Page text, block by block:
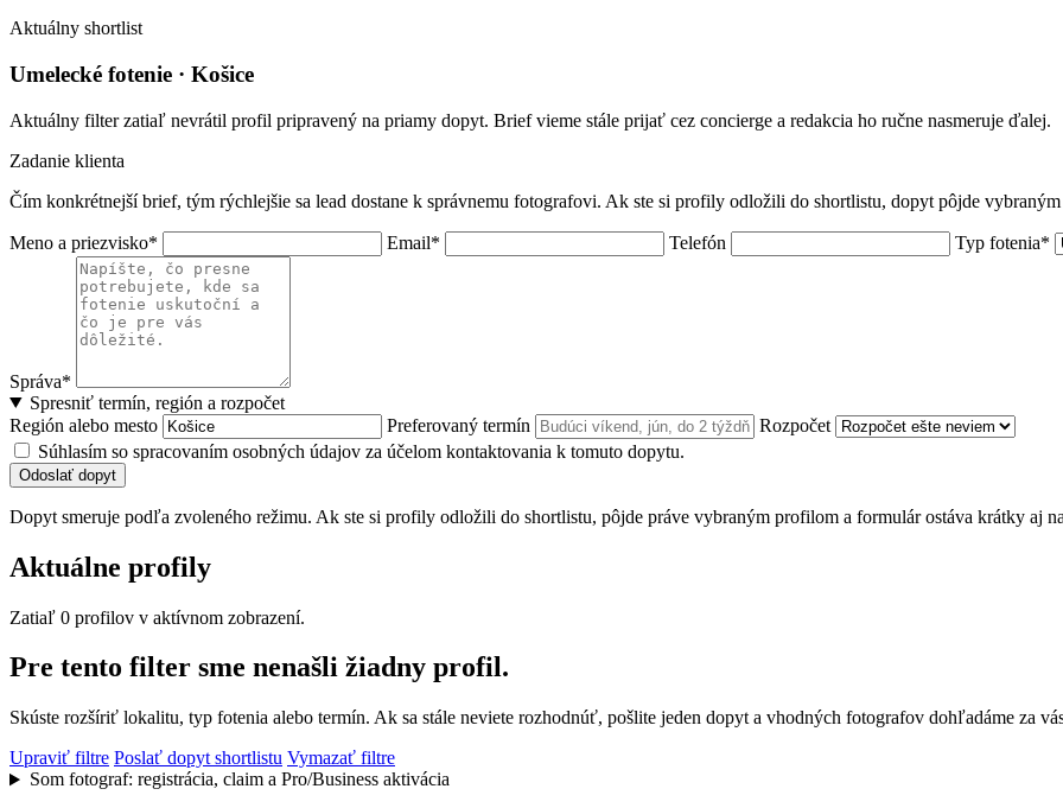
Aktuálny shortlist
Umelecké fotenie · Košice
Aktuálny filter zatiaľ nevrátil profil pripravený na priamy dopyt. Brief vieme stále prijať cez concierge a redakcia ho ručne nasmeruje ďalej.
Zadanie klienta
Čím konkrétnejší brief, tým rýchlejšie sa lead dostane k správnemu fotografovi. Ak ste si profily odložili do shortlistu, dopyt pôjde
Meno a priezvisko* Email* Telefón Typ fotenia*
Správa*
Spresniť termín, región a rozpočet
Región alebo mesto
Preferovaný termín
Rozpočet
Súhlasím so spracovaním osobných údajov za účelom kontaktovania k tomuto dopytu.
Odoslať dopyt
Dopyt smeruje podľa zvoleného režimu. Ak ste si profily odložili do shortlistu, pôjde práve vybraným profilom a formulár ostáva krátky aj
Aktuálne profily
Zatiaľ 0 profilov v aktívnom zobrazení.
Pre tento filter sme nenašli žiadny profil.
Skúste rozšíriť lokalitu, typ fotenia alebo termín. Ak sa stále neviete rozhodnúť, pošlite jeden dopyt a vhodných fotografov dohľadáme za
Upraviť filtre Poslať dopyt shortlistu Vymazať filtre
Som fotograf: registrácia, claim a Pro/Business aktivácia